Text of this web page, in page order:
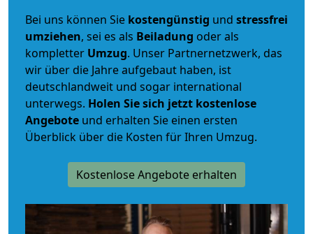
Bei uns können Sie kostengünstig und stressfrei
umziehen, sei es als Beiladung oder als
kompletter Umzug. Unser Partnernetzwerk, das
wir über die Jahre aufgebaut haben, ist
deutschlandweit und sogar international
unterwegs. Holen Sie sich jetzt kostenlose
Angebote und erhalten Sie einen ersten
Überblick über die Kosten für Ihren Umzug.
Kostenlose Angebote erhalten